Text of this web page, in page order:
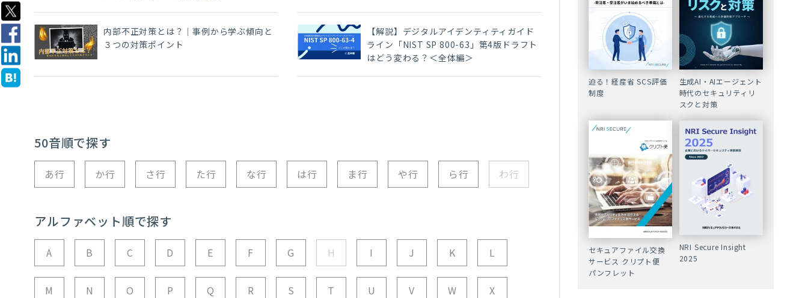
内部不正対策とは？｜事例から学ぶ傾向と
３つの対策ポイント
【解説】デジタルアイデンティティガイド
ライン「NIST SP 800-63」第4版ドラフト
はどう変わる？＜全体編＞
50音順で探す
あ行 か行 さ行 た行 な行 は行 ま行 や行 ら行 わ行
アルファベット順で探す
A B C D E F G H I J K L
M N O P Q R S T U V W X
迫る！経産省 SCS評価
制度
生成AI・AIエージェント
時代のセキュリティリ
スクと対策
セキュアファイル交換
サービス クリプト便
パンフレット
NRI Secure Insight
2025